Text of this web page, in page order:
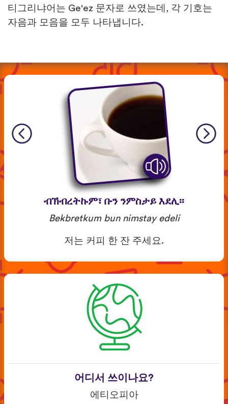
티그리냐어는 Ge'ez 문자로 쓰였는데, 각 기호는
자음과 모음을 모두 나타냅니다.
ብኽብረትኩም፣ ቡን ንምስታይ እደሊ፡፡
Bekbretkum bun nimstay edeli
저는 커피 한 잔 주세요.
어디서 쓰이나요?
에티오피아